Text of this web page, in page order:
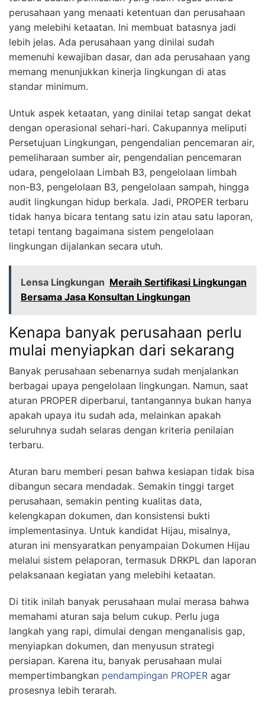
perusahaan yang menaati ketentuan dan perusahaan
yang melebihi ketaatan. Ini membuat batasnya jadi
lebih jelas. Ada perusahaan yang dinilai sudah
memenuhi kewajiban dasar, dan ada perusahaan yang
memang menunjukkan kinerja lingkungan di atas
standar minimum.
Untuk aspek ketaatan, yang dinilai tetap sangat dekat
dengan operasional sehari-hari. Cakupannya meliputi
Persetujuan Lingkungan, pengendalian pencemaran air,
pemeliharaan sumber air, pengendalian pencemaran
udara, pengelolaan Limbah B3, pengelolaan limbah
non-B3, pengelolaan B3, pengelolaan sampah, hingga
audit lingkungan hidup berkala. Jadi, PROPER terbaru
tidak hanya bicara tentang satu izin atau satu laporan,
tetapi tentang bagaimana sistem pengelolaan
lingkungan dijalankan secara utuh.
Lensa Lingkungan Meraih Sertifikasi Lingkungan
Bersama Jasa Konsultan Lingkungan
Kenapa banyak perusahaan perlu
mulai menyiapkan dari sekarang
Banyak perusahaan sebenarnya sudah menjalankan
berbagai upaya pengelolaan lingkungan. Namun, saat
aturan PROPER diperbarui, tantangannya bukan hanya
apakah upaya itu sudah ada, melainkan apakah
seluruhnya sudah selaras dengan kriteria penilaian
terbaru.
Aturan baru memberi pesan bahwa kesiapan tidak bisa
dibangun secara mendadak. Semakin tinggi target
perusahaan, semakin penting kualitas data,
kelengkapan dokumen, dan konsistensi bukti
implementasinya. Untuk kandidat Hijau, misalnya,
aturan ini mensyaratkan penyampaian Dokumen Hijau
melalui sistem pelaporan, termasuk DRKPL dan laporan
pelaksanaan kegiatan yang melebihi ketaatan.
Di titik inilah banyak perusahaan mulai merasa bahwa
memahami aturan saja belum cukup. Perlu juga
langkah yang rapi, dimulai dengan menganalisis gap,
menyiapkan dokumen, dan menyusun strategi
persiapan. Karena itu, banyak perusahaan mulai
mempertimbangkan pendampingan PROPER agar
prosesnya lebih terarah.